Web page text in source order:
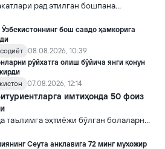
рад этилган бошпана
учун махсус “қайтариш
ва Руандада ташкил этиш
бош савдо ҳамкорига
08.08.2026, 10:39
рўйхатга олиш бўйича янги қонун
07.08.2026, 12:14
имтиҳонда 50 фоиз
таълимга эҳтиёжи бўлган болаларни
билан қамраб олиш тизимини
қўшимча чора-тадбирлар
Сеута анклавига 72 минг муҳожир